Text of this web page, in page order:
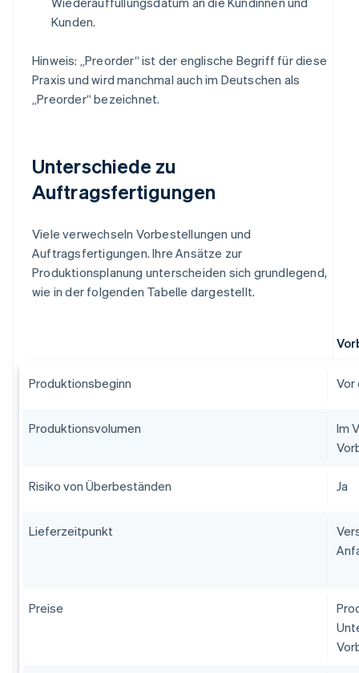
Kunden.
Hinweis: „Preorder“ ist der englische Begriff für diese
Praxis und wird manchmal auch im Deutschen als
„Preorder“ bezeichnet.
Unterschiede zu
Auftragsfertigungen
Viele verwechseln Vorbestellungen und
Auftragsfertigungen. Ihre Ansätze zur
Produktionsplanung unterscheiden sich grundlegend,
wie in der folgenden Tabelle dargestellt.
Produktionsbeginn Vor
Produktionsvolumen
Im
Risiko von Überbeständen Ja
Lieferzeitpunkt
Preise